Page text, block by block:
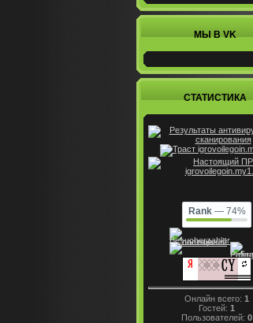
МЫ В VK
СТАТИСТИКА
Rank— 74%
Онлайн всего: 1
Гостей: 1
Пользователей: 0